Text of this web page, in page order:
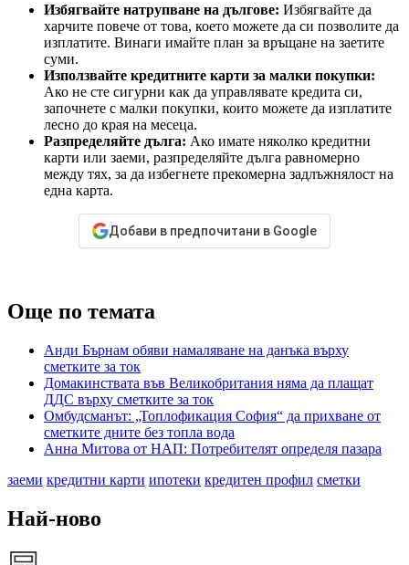
Избягвайте натрупване на дългове: Избягвайте да
харчите повече от това, което можете да си позволите да
изплатите. Винаги имайте план за връщане на заетите
суми.
Използвайте кредитните карти за малки покупки:
Ако не сте сигурни как да управлявате кредита си,
започнете с малки покупки, които можете да изплатите
лесно до края на месеца.
Разпределяйте дълга: Ако имате няколко кредитни
карти или заеми, разпределяйте дълга равномерно
между тях, за да избегнете прекомерна задлъжнялост на
една карта.
Добави в предпочитани в Google
Още по темата
Анди Бърнам обяви намаляване на данъка върху
сметките за ток
Домакинствата във Великобритания няма да плащат
ДДС върху сметките за ток
Омбудсманът: „Топлофикация София“ да прихване от
сметките дните без топла вода
Анна Митова от НАП: Потребителят определя пазара
заеми кредитни карти ипотеки кредитен профил сметки
Най-ново